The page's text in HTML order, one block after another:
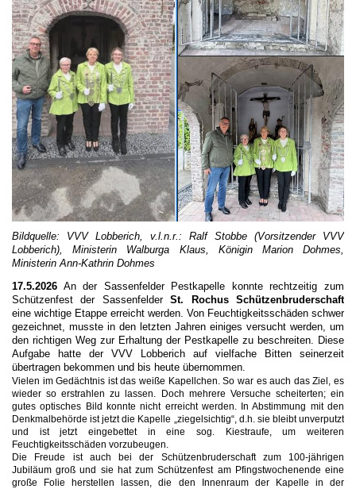
Bildquelle: VVV Lobberich, v.l.n.r.: Ralf Stobbe (Vorsitzender VVV
Lobberich), Ministerin Walburga Klaus, Königin Marion Dohmes,
Ministerin Ann-Kathrin Dohmes
17.5.2026 An der Sassenfelder Pestkapelle konnte rechtzeitig zum
Schützenfest der SassenfelderSt. Rochus Schützenbruderschaft
eine wichtige Etappe erreicht werden. Von Feuchtigkeitsschäden schwer
gezeichnet, musste in den letzten Jahren einiges versucht werden, um
den richtigen Weg zur Erhaltung der Pestkapelle zu beschreiten. Diese
Aufgabe hatte der VVV Lobberich auf vielfache Bitten seinerzeit
übertragen bekommen und bis heute übernommen.
Vielen im Gedächtnis ist das weiße Kapellchen. So war es auch das Ziel, es
wieder so erstrahlen zu lassen. Doch mehrere Versuche scheiterten; ein
gutes optisches Bild konnte nicht erreicht werden. In Abstimmung mit den
Denkmalbehörde ist jetzt die Kapelle „ziegelsichtig“, d.h. sie bleibt unverputzt
und ist jetzt eingebettet in eine sog. Kiestraufe, um weiteren
Feuchtigkeitsschäden vorzubeugen.
Die Freude ist auch bei der Schützenbruderschaft zum 100-jährigen
Jubiläum groß und sie hat zum Schützenfest am Pfingstwochenende eine
große Folie herstellen lassen, die den Innenraum der Kapelle in der